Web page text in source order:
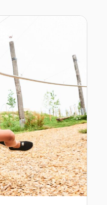
Naturresort I